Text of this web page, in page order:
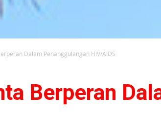
Dalam Penanggulangan HIV/AIDS
Berperan